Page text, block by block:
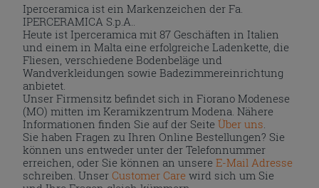
Iperceramica ist ein Markenzeichen der Fa.
IPERCERAMICA S.p.A..
Heute ist Iperceramica mit 87 Geschäften in Italien
und einem in Malta eine erfolgreiche Ladenkette, die
Fliesen, verschiedene Bodenbeläge und
Wandverkleidungen sowie Badezimmereinrichtung
anbietet.
Unser Firmensitz befindet sich in Fiorano Modenese
(MO) mitten im Keramikzentrum Modena. Nähere
Informationen finden Sie auf der Seite Über uns
Sie haben Fragen zu Ihren Online Bestellungen? Sie
können uns entweder unter der Telefonnummer
erreichen, oder Sie können an unsereE-Mail Adresse
schreiben. UnserCustomer Care wird sich um Sie